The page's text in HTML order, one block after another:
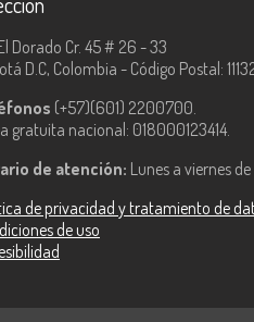
Dorado Cr. 45 # 26 - 33
D.C, Colombia - Código Postal:
(+57)(601) 2200700.
gratuita nacional: 018000123414.
de atención: Lunes a viernes
de privacidad y tratamiento de
de uso